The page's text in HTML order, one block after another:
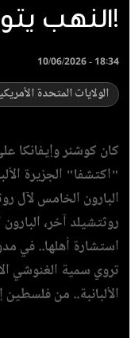
النهب يتواصل!
10/06/2026 - 18:34
الولايات المتحدة
كان كوشنر
"اكتشفا" الجزيرة
البارون الخامس لآل
روثتشيلد آخر،
استشارة أهلها.. في
تروي سمية الغنوشي
الألبانبة.. من